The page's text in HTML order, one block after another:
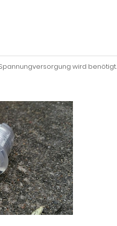
wird benötigt.